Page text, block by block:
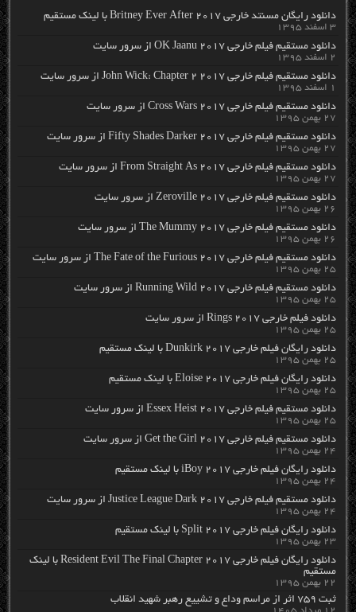
دانلود رایگان مسنتد خارجی Britney Ever After 2017 با لینک مستقیم
۳ اسفند ۱۳۹۵
دانلود مستقیم فیلم خارجی OK Jaanu 2017 از سرور سایت
۲ اسفند ۱۳۹۵
دانلود مستقیم فیلم خارجی John Wick: Chapter 2 2017 از سرور سایت
۱ اسفند ۱۳۹۵
دانلود مستقیم فیلم خارجی Cross Wars 2017 از سرور سایت
۲۷ بهمن ۱۳۹۵
دانلود مستقیم فیلم خارجی Fifty Shades Darker 2017 از سرور سایت
۲۷ بهمن ۱۳۹۵
دانلود مستقیم فیلم خارجی From Straight As 2017 از سرور سایت
۲۷ بهمن ۱۳۹۵
دانلود مستقیم فیلم خارجی Zeroville 2017 از سرور سایت
۲۶ بهمن ۱۳۹۵
دانلود مستقیم فیلم خارجی The Mummy 2017 از سرور سایت
۲۶ بهمن ۱۳۹۵
دانلود مستقیم فیلم خارجی The Fate of the Furious 2017 از سرور سایت
۲۵ بهمن ۱۳۹۵
دانلود مستقیم فیلم خارجی Running Wild 2017 از سرور سایت
۲۵ بهمن ۱۳۹۵
دانلود فیلم خارجی Rings 2017 از سرور سایت
۲۵ بهمن ۱۳۹۵
دانلود رایگان فیلم خارجی Dunkirk 2017 با لینک مستقیم
۲۵ بهمن ۱۳۹۵
دانلود رایگان فیلم خارجی Eloise 2017 با لینک مستقیم
۲۵ بهمن ۱۳۹۵
دانلود مستقیم فیلم خارجی Essex Heist 2017 از سرور سایت
۲۵ بهمن ۱۳۹۵
دانلود مستقیم فیلم خارجی Get the Girl 2017 از سرور سایت
۲۴ بهمن ۱۳۹۵
دانلود رایگان فیلم خارجی iBoy 2017 با لینک مستقیم
۲۴ بهمن ۱۳۹۵
دانلود مستقیم فیلم خارجی Justice League Dark 2017 از سرور سایت
۲۴ بهمن ۱۳۹۵
دانلود رایگان فیلم خارجی Split 2017 با لینک مستقیم
۲۳ بهمن ۱۳۹۵
دانلود رایگان فیلم خارجی Resident Evil The Final Chapter 2017 با لینک
مستقیم
۲۲ بهمن ۱۳۹۵
ثبت ۷۵۹ اثر از مراسم وداع و تشییع رهبر شهید انقلاب